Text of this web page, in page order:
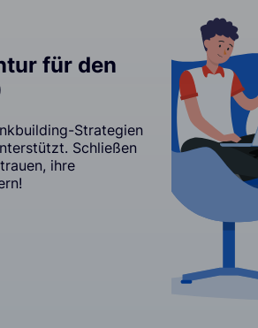
für den
Strategien
Schließen
ihre